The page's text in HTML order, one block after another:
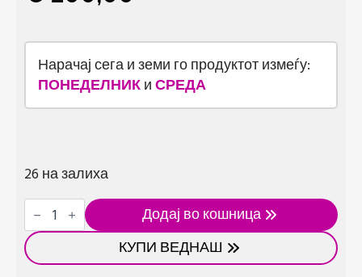
Нарачај сега и земи го продуктот измеѓу:
ПОНЕДЕЛНИК и СРЕДА
26 на залиха
Мини
електричен
брич
количина
Додај во кошница
КУПИ ВЕДНАШ